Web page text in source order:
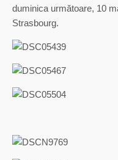
duminica următoare, 10
Strasbourg.